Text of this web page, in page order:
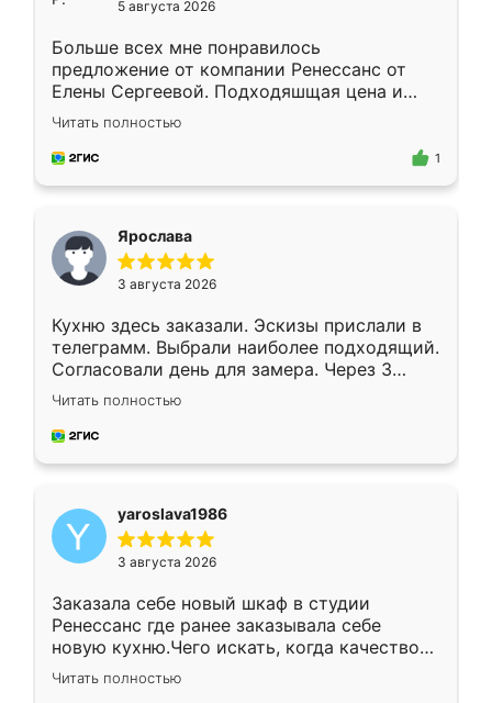
5 августа 2026
Больше всех мне понравилось
предложение от компании Ренессанс от
Елены Сергеевой. Подходяшщая цена и
короткие сроки изготовления. Приехавший
для замера сотрудник Владислав
предложил по моему эскизу самый
Читать полностью
1
Ярослава
3 августа 2026
Кухню здесь заказали. Эскизы прислали в
телеграмм. Выбрали наиболее подходящий.
Согласовали день для замера. Через 3
недели кухня была уже готова. Остались
довольны работой. Спасибо Ренессанс
мебель за качественную работу!
Читать полностью
yaroslava1986
3 августа 2026
Заказала себе новый шкаф в студии
Ренессанс где ранее заказывала себе
новую кухню.Чего искать, когда качеством
вполне довольна. Служит кухня уже почти
два года, нареканий нет.
Читать полностью